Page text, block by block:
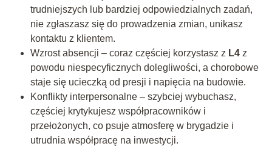
trudniejszych lub bardziej odpowiedzialnych zadań,
nie zgłaszasz się do prowadzenia zmian, unikasz
kontaktu z klientem.
Wzrost absencji – coraz częściej korzystasz z L4z
powodu niespecyficznych dolegliwości, a chorobowe
staje się ucieczką od presji i napięcia na budowie.
Konflikty interpersonalne – szybciej wybuchasz,
częściej krytykujesz współpracowników i
przełożonych, co psuje atmosferę w brygadzie i
utrudnia współpracę na inwestycji.